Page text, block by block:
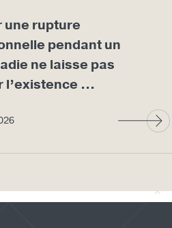
une rupture
pendant un
ne laisse pas
l’existence ...